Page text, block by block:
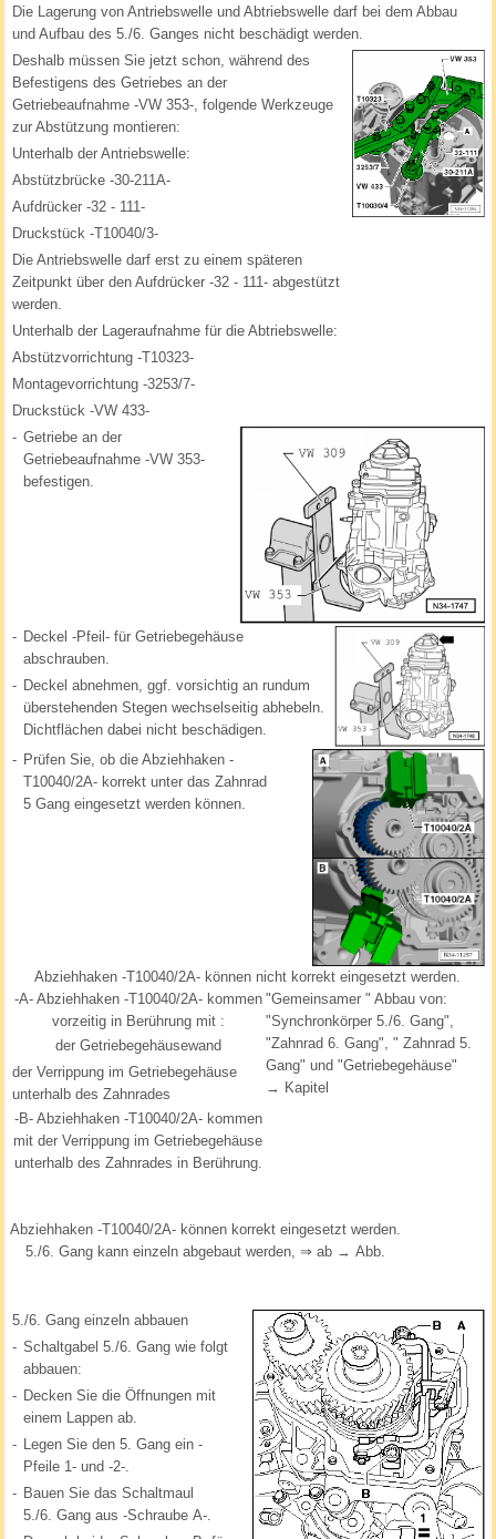
Die Lagerung von Antriebswelle und Abtriebswelle darf bei dem Abbau
und Aufbau des 5./6. Ganges nicht beschädigt werden.
Deshalb müssen Sie jetzt schon, während des
Befestigens des Getriebes an der
Getriebeaufnahme -VW 353-, folgende Werkzeuge
zur Abstützung montieren:
Unterhalb der Antriebswelle:
Abstützbrücke -30-211A-
Aufdrücker -32 - 111-
Druckstück -T10040/3-
Die Antriebswelle darf erst zu einem späteren
Zeitpunkt über den Aufdrücker -32 - 111- abgestützt
werden.
Unterhalb der Lageraufnahme für die Abtriebswelle:
Abstützvorrichtung -T10323-
Montagevorrichtung -3253/7-
Druckstück -VW 433-
- Getriebe an der
Getriebeaufnahme -VW 353-
befestigen.
- Deckel -Pfeil- für Getriebegehäuse
abschrauben.
- Deckel abnehmen, ggf. vorsichtig an rundum
überstehenden Stegen wechselseitig abhebeln.
Dichtflächen dabei nicht beschädigen.
- Prüfen Sie, ob die Abziehhaken -
T10040/2A- korrekt unter das Zahnrad
5 Gang eingesetzt werden können.
Abziehhaken -T10040/2A- können nicht korrekt eingesetzt werden.
-A- Abziehhaken -T10040/2A- kommen
vorzeitig in Berührung mit :
der Getriebegehäusewand
der Verrippung im Getriebegehäuse
unterhalb des Zahnrades
"Gemeinsamer " Abbau von:
"Synchronkörper 5./6. Gang",
"Zahnrad 6. Gang", " Zahnrad 5.
Gang" und "Getriebegehäuse"
→ Kapitel
-B- Abziehhaken -T10040/2A- kommen
mit der Verrippung im Getriebegehäuse
unterhalb des Zahnrades in Berührung.
Abziehhaken -T10040/2A- können korrekt eingesetzt werden.
5./6. Gang kann einzeln abgebaut werden, ⇒ ab → Abb.
5./6. Gang einzeln abbauen
- Schaltgabel 5./6. Gang wie folgt
abbauen:
- Decken Sie die Öffnungen mit
einem Lappen ab.
- Legen Sie den 5. Gang ein -
Pfeile 1- und -2-.
- Bauen Sie das Schaltmaul
5./6. Gang aus -Schraube A-.